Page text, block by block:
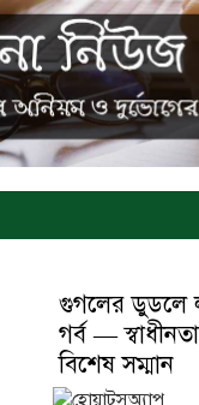
গুগলের ডুডলে
গর্ব —
বিশেষ সম্মান